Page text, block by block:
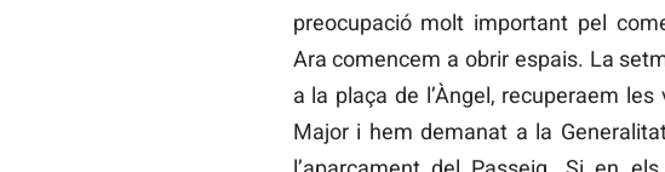
preocupació molt important pel
Ara comencem a obrir espais. La
a la plaça de l’Àngel, recuperaem
Major i hem demanat a la